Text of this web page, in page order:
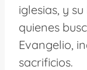
iglesias, y
quienes
Evangelio,
sacrificios.